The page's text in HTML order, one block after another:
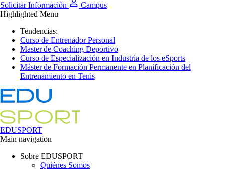
Solicitar Información
Campus
Highlighted Menu
Tendencias:
Curso de Entrenador Personal
Master de Coaching Deportivo
Curso de Especialización en Industria de los eSports
Máster de Formación Permanente en Planificación del
Entrenamiento en Tenis
EDUSPORT
Main navigation
Sobre EDUSPORT
Quiénes Somos